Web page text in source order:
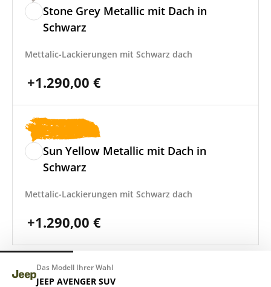
Stone Grey Metallic mit Dach in
Schwarz
Mettalic-Lackierungen mit Schwarz dach
+1.290,00 €
Sun Yellow Metallic mit Dach in
Schwarz
Mettalic-Lackierungen mit Schwarz dach
+1.290,00 €
Das Modell Ihrer Wahl
JEEP AVENGER SUV